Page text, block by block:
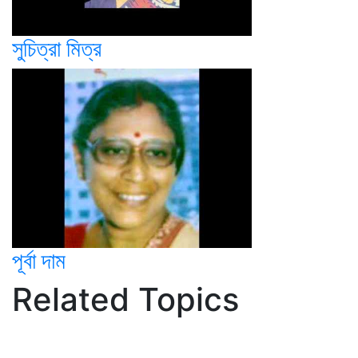
সুচিত্রা মিত্র
পূর্বা দাম
Related Topics